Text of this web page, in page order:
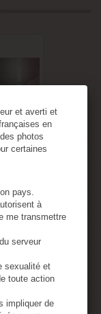
et averti et
en
photos
certaines
pays.
à
me transmettre
serveur
sexualité et
toute action
impliquer de